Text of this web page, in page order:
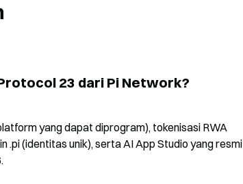
23 dari Pi Network?
yang dapat diprogram), tokenisasi RWA
.pi (identitas unik), serta AI App Studio yang resmi